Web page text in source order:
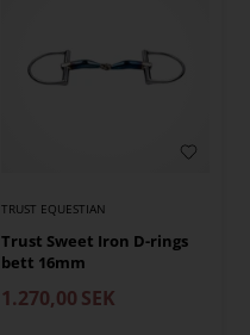
TRUST EQUESTIAN
Trust Sweet Iron D-rings
bett 16mm
1.270,00 SEK